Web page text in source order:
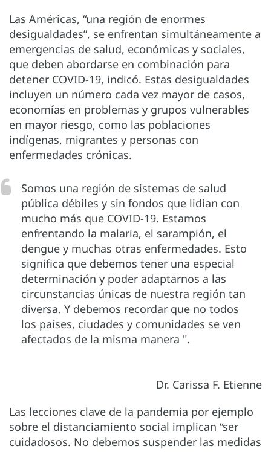
Las Américas, “una región de enormes
desigualdades”, se enfrentan simultáneamente a
emergencias de salud, económicas y sociales,
que deben abordarse en combinación para
detener COVID-19, indicó. Estas desigualdades
incluyen un número cada vez mayor de casos,
economías en problemas y grupos vulnerables
en mayor riesgo, como las poblaciones
indígenas, migrantes y personas con
enfermedades crónicas.
Somos una región de sistemas de salud
pública débiles y sin fondos que lidian con
mucho más que COVID-19. Estamos
enfrentando la malaria, el sarampión, el
dengue y muchas otras enfermedades. Esto
significa que debemos tener una especial
determinación y poder adaptarnos a las
circunstancias únicas de nuestra región tan
diversa. Y debemos recordar que no todos
los países, ciudades y comunidades se ven
afectados de la misma manera ".
Dr. Carissa F. Etienne
Las lecciones clave de la pandemia por ejemplo
sobre el distanciamiento social implican “ser
cuidadosos. No debemos suspender las medidas